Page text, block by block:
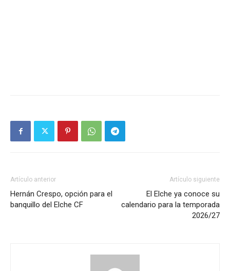
Artículo anterior
Hernán Crespo, opción para el
banquillo del Elche CF
Artículo siguiente
El Elche ya conoce su
calendario para la temporada
2026/27